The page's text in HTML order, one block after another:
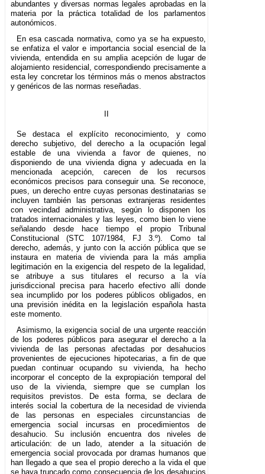
abundantes y diversas normas legales aprobadas en la
materia por la práctica totalidad de los parlamentos
autonómicos.
En esa cascada normativa, como ya se ha expuesto,
se enfatiza el valor e importancia social esencial de la
vivienda, entendida en su amplia acepción de lugar de
alojamiento residencial, correspondiendo precisamente a
esta ley concretar los términos más o menos abstractos
y genéricos de las normas reseñadas.
Se destaca el explícito reconocimiento, y como
derecho subjetivo, del derecho a la ocupación legal
estable de una vivienda a favor de quienes, no
disponiendo de una vivienda digna y adecuada en la
mencionada acepción, carecen de los recursos
económicos precisos para conseguir una. Se reconoce,
pues, un derecho entre cuyas personas destinatarias se
incluyen también las personas extranjeras residentes
con vecindad administrativa, según lo disponen los
tratados internacionales y las leyes, como bien lo viene
señalando desde hace tiempo el propio Tribunal
Constitucional (STC 107/1984, FJ 3.º). Como tal
derecho, además, y junto con la acción pública que se
instaura en materia de vivienda para la más amplia
legitimación en la exigencia del respeto de la legalidad,
se atribuye a sus titulares el recurso a la vía
jurisdiccional precisa para hacerlo efectivo allí donde
sea incumplido por los poderes públicos obligados, en
una previsión inédita en la legislación española hasta
este momento.
Asimismo, la exigencia social de una urgente reacción
de los poderes públicos para asegurar el derecho a la
vivienda de las personas afectadas por desahucios
provenientes de ejecuciones hipotecarias, a fin de que
puedan continuar ocupando su vivienda, ha hecho
incorporar el concepto de la expropiación temporal del
uso de la vivienda, siempre que se cumplan los
requisitos previstos. De esta forma, se declara de
interés social la cobertura de la necesidad de vivienda
de las personas en especiales circunstancias de
emergencia social incursas en procedimientos de
desahucio. Su inclusión encuentra dos niveles de
articulación: de un lado, atender a la situación de
emergencia social provocada por dramas humanos que
han llegado a que sea el propio derecho a la vida el que
se haya truncado como consecuencia de los desahucios